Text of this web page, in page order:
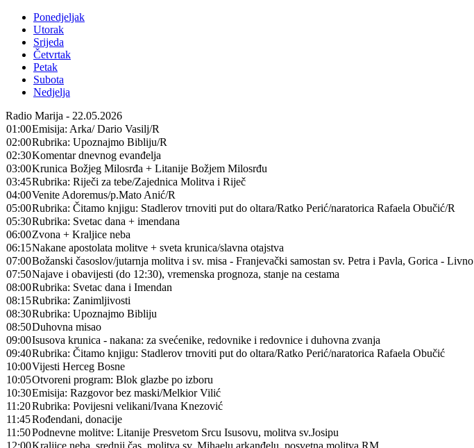
Ponedjeljak
Utorak
Srijeda
Četvrtak
Petak
Subota
Nedjelja
Radio Marija - 22.05.2026
01:00Emisija: Arka/ Dario Vasilj/R
02:00Rubrika: Upoznajmo Bibliju/R
02:30Komentar dnevnog evanđelja
03:00Krunica Božjeg Milosrđa + Litanije Božjem Milosrđu
03:45Rubrika: Riječi za tebe/Zajednica Molitva i Riječ
04:00Venite Adoremus/p.Mato Anić/R
05:00Rubrika: Čitamo knjigu: Stadlerov trnoviti put do oltara/Ratko Perić/naratorica Rafaela Obučić/R
05:30Rubrika: Svetac dana + imendana
06:00Zvona + Kraljice neba
06:15Nakane apostolata molitve + sveta krunica/slavna otajstva
07:00Božanski časoslov/jutarnja molitva i sv. misa - Franjevački samostan sv. Petra i Pavla, Gorica - Livno
07:50Najave i obavijesti (do 12:30), vremenska prognoza, stanje na cestama
08:00Rubrika: Svetac dana i Imendan
08:15Rubrika: Zanimljivosti
08:30Rubrika: Upoznajmo Bibliju
08:50Duhovna misao
09:00Isusova krunica - nakana: za svećenike, redovnike i redovnice i duhovna zvanja
09:40Rubrika: Čitamo knjigu: Stadlerov trnoviti put do oltara/Ratko Perić/naratorica Rafaela Obučić
10:00Vijesti Herceg Bosne
10:05Otvoreni program: Blok glazbe po izboru
10:30Emisija: Razgovor bez maski/Melkior Vilić
11:20Rubrika: Povijesni velikani/Ivana Knezović
11:45Rođendani, donacije
11:50Podnevne molitve: Litanije Presvetom Srcu Isusovu, molitva sv.Josipu
12:00Kraljice neba, srednji čas, molitva sv. Mihaelu arkanđelu, posvetna molitva RM